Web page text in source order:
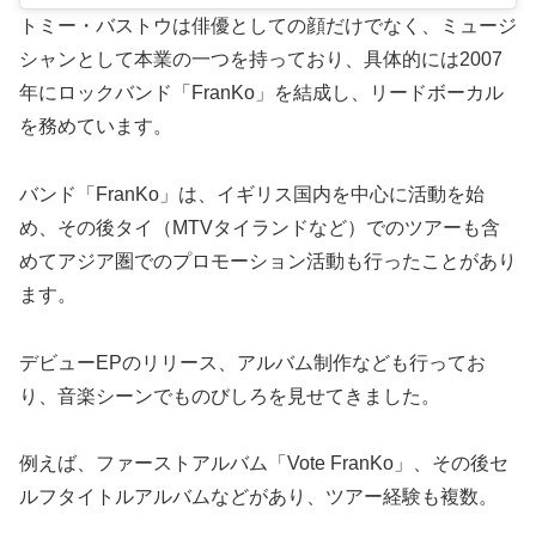
トミー・バストウは俳優としての顔だけでなく、ミュージ
シャンとして本業の一つを持っており、具体的には2007
年にロックバンド「FranKo」を結成し、リードボーカル
を務めています。
バンド「FranKo」は、イギリス国内を中心に活動を始
め、その後タイ（MTVタイランドなど）でのツアーも含
めてアジア圏でのプロモーション活動も行ったことがあり
ます。
デビューEPのリリース、アルバム制作なども行ってお
り、音楽シーンでものびしろを見せてきました。
例えば、ファーストアルバム「Vote FranKo」、その後セ
ルフタイトルアルバムなどがあり、ツアー経験も複数。